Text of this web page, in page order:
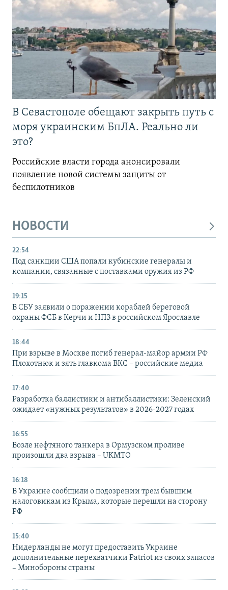
В Севастополе обещают закрыть путь с
моря украинским БпЛА. Реально ли
это?
Российские власти города анонсировали
появление новой системы защиты от
беспилотников
НОВОСТИ
22:54
Под санкции США попали кубинские генералы и
компании, связанные с поставками оружия из РФ
19:15
В СБУ заявили о поражении кораблей береговой
охраны ФСБ в Керчи и НПЗ в российском Ярославле
18:44
При взрыве в Москве погиб генерал-майор армии РФ
Плохотнюк и зять главкома ВКС – российские медиа
17:40
Разработка баллистики и антибаллистики: Зеленский
ожидает «нужных результатов» в 2026-2027 годах
16:55
Возле нефтяного танкера в Ормузском проливе
произошли два взрыва – UKMTO
16:18
В Украине сообщили о подозрении трем бывшим
налоговикам из Крыма, которые перешли на сторону
РФ
15:40
Нидерланды не могут предоставить Украине
дополнительные перехватчики Patriot из своих запасов
– Минобороны страны